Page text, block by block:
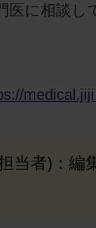
医に相談し
当者)：編